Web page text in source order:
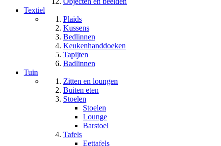
Textiel
Plaids
Kussens
Bedlinnen
Keukenhanddoeken
Tapijten
Badlinnen
Tuin
Zitten en loungen
Buiten eten
Stoelen
Stoelen
Lounge
Barstoel
Tafels
Eettafels